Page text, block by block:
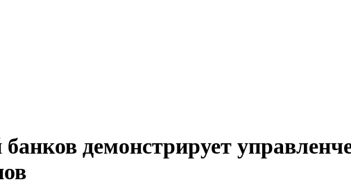
демонстрирует